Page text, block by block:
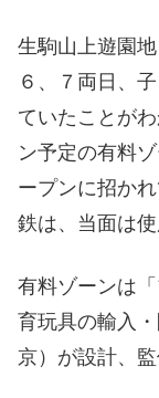
生駒山上遊園
６、７両日、
ていたことが
ン予定の有料
ープンに招か
鉄は、当面は
有料ゾーンは
育玩具の輸入
京）が設計、監